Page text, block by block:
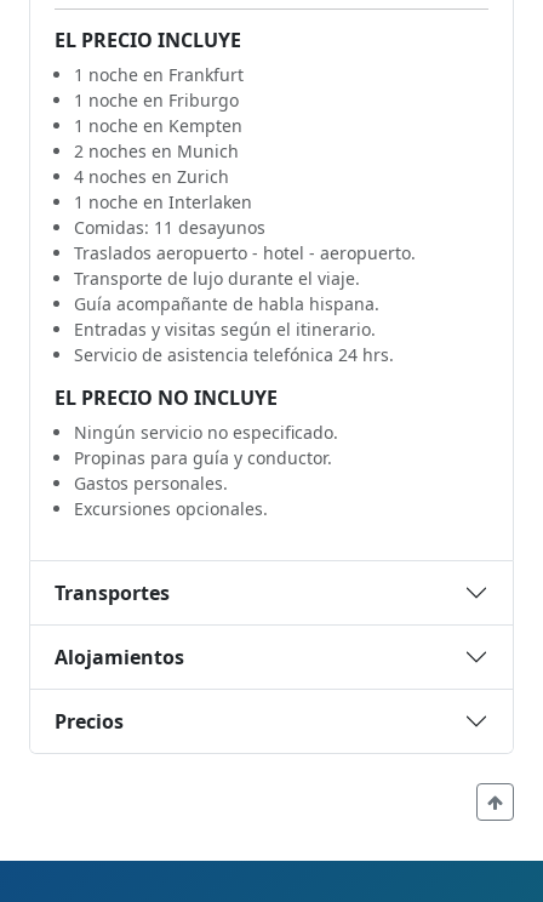
EL PRECIO INCLUYE
1 noche en Frankfurt
1 noche en Friburgo
1 noche en Kempten
2 noches en Munich
4 noches en Zurich
1 noche en Interlaken
Comidas: 11 desayunos
Traslados aeropuerto - hotel - aeropuerto.
Transporte de lujo durante el viaje.
Guía acompañante de habla hispana.
Entradas y visitas según el itinerario.
Servicio de asistencia telefónica 24 hrs.
EL PRECIO NO INCLUYE
Ningún servicio no especificado.
Propinas para guía y conductor.
Gastos personales.
Excursiones opcionales.
Transportes
Alojamientos
Precios